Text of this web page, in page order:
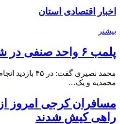
اخبار اقتصادی استان
بیشتر
پلمب ۶ واحد صنفی در شهرستان البرز
محمدیه و یک…
مسافران کرجی امروز از
راهی کیش شدند